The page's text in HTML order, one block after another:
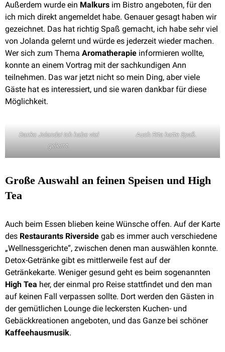
Außerdem wurde ein Malkurs im Bistro angeboten, für den
ich mich direkt angemeldet habe. Genauer gesagt haben wir
gezeichnet. Das hat richtig Spaß gemacht, ich habe sehr viel
von Jolanda gelernt und würde es jederzeit wieder machen.
Wer sich zum Thema Aromatherapie informieren wollte,
konnte an einem Vortrag mit der sachkundigen Ann
teilnehmen. Das war jetzt nicht so mein Ding, aber viele
Gäste hat es interessiert, und sie waren dankbar für diese
Möglichkeit.
Danke Jolanda! Ich habe viel
gelernt.
Auch Rita hatte Spaß.
Große Auswahl an feinen Speisen und High
Tea
Auch beim Essen blieben keine Wünsche offen. Auf der Karte
des Restaurants Riverside gab es immer auch verschiedene
„Wellnessgerichte“, zwischen denen man auswählen konnte.
Detox-Getränke gibt es mittlerweile fest auf der
Getränkekarte. Weniger gesund geht es beim sogenannten
High Tea her, der einmal pro Reise stattfindet und den man
auf keinen Fall verpassen sollte. Dort werden den Gästen in
der gemütlichen Lounge die leckersten Kuchen- und
Gebäckkreationen angeboten, und das Ganze bei schöner
Kaffeehausmusik.